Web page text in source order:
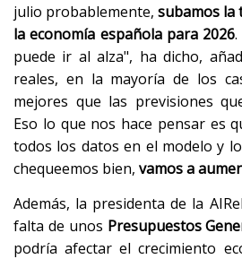
julio probablemente, subamos la
la economía española para 2026
puede ir al alza", ha dicho,
reales, en la mayoría de los
mejores que las previsiones
Eso lo que nos hace pensar es
todos los datos en el modelo y
chequeemos bien, vamos a
Además, la presidenta de la
falta de unos Presupuestos
podría afectar el crecimiento